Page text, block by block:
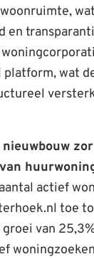
en
platform, wat
actief
toe
groei van